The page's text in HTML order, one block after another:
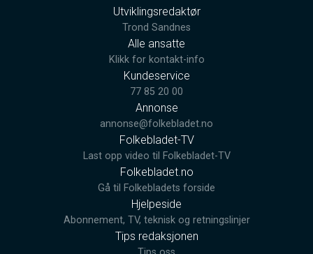
Utviklingsredaktør
Trond Sandnes
Alle ansatte
Klikk for kontakt-info
Kundeservice
77 85 20 00
Annonse
annonse@folkebladet.no
Folkebladet-TV
Last opp video til Folkebladet-TV
Folkebladet.no
Gå til Folkebladets forside
Hjelpeside
Abonnement, TV, teknisk og retningslinjer
Tips redaksjonen